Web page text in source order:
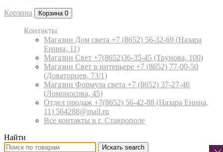
Корзина Корзина 0
Контакты
Магазин Дом света +7 (8652) 56-32-69 (Назара
Енина, 11)
Магазин Свет +7(8652)36-35-45 (Трунова, 100)
Магазин Свет в интерьере +7 (8652) 77-00-50
(Доваторцев, 73/1)
Магазин Формула света +7 (8652) 37-27-46
(Ломоносова, 45)
Отдел продаж +7(8652) 56-42-88 (Назара Енина,
11) 564288@mail.ru
Все контакты в г. Ставрополе
Найти
Искать search